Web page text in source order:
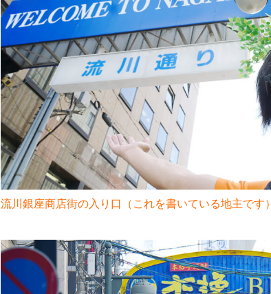
流川銀座商店街の入り口（これを書いている地主です）